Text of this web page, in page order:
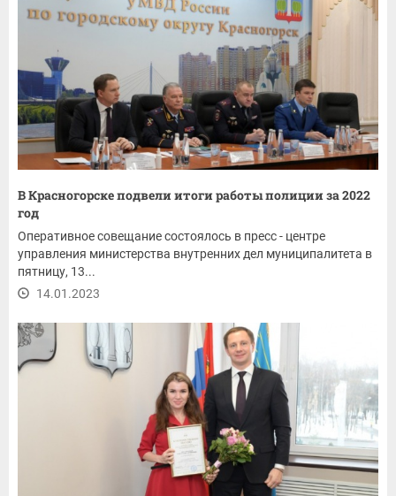
В Красногорске подвели итоги работы полиции за 2022
год
Оперативное совещание состоялось в пресс - центре
управления министерства внутренних дел муниципалитета в
пятницу, 13...
14.01.2023